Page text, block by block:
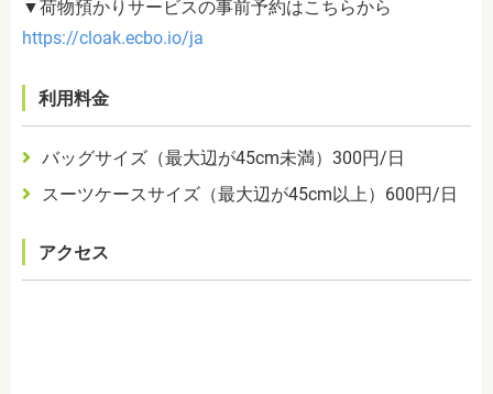
▼荷物預かりサービスの事前予約はこちらから
https://cloak.ecbo.io/ja
利用料金
バッグサイズ（最大辺が45cm未満）300円/日
スーツケースサイズ（最大辺が45cm以上）600円/日
アクセス